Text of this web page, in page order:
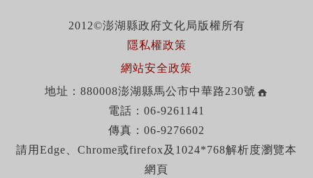
2012©澎湖縣政府文化局版權所有
隱私權政策
網站安全政策
地址：880008澎湖縣馬公市中華路230號
電話：06-9261141
傳真：06-9276602
請用Edge、Chrome或firefox及1024*768解析度瀏覽本
網頁